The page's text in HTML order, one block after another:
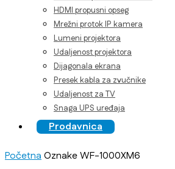
HDMI propusni opseg
Mrežni protok IP kamera
Lumeni projektora
Udaljenost projektora
Dijagonala ekrana
Presek kabla za zvučnike
Udaljenost za TV
Snaga UPS uređaja
Prodavnica
PočetnaOznakeWF-1000XM6